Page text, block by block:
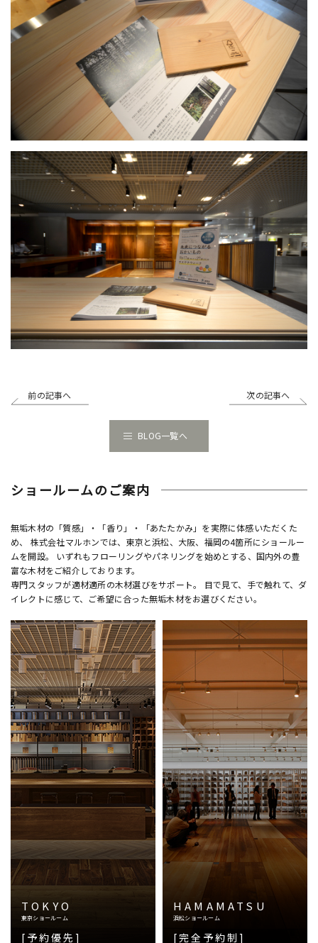
前の記事へ 次の記事へ
BLOG一覧へ
ショールームのご案内
無垢木材の「質感」・「香り」・「あたたかみ」を実際に体感いただくた
め、 株式会社マルホンでは、東京と浜松、大阪、福岡の4箇所にショールー
ムを開設。 いずれもフローリングやパネリングを始めとする、国内外の豊
富な木材をご紹介しております。
専門スタッフが適材適所の木材選びをサポート。 目で見て、手で触れて、ダ
イレクトに感じて、ご希望に合った無垢木材をお選びください。
TOKYO
東京ショールーム
[予約優先]
HAMAMATSU
浜松ショールーム
[完全予約制]